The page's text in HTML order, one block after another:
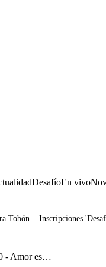
DesafíoEn vivo
Tobón Inscripciones
- Amor es…